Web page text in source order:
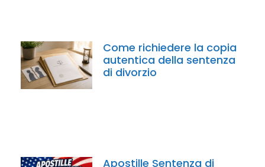
Come richiedere la copia
autentica della sentenza
di divorzio
Apostille Sentenza di